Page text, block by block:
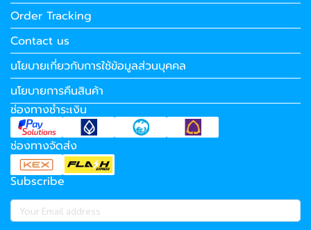
Order Tracking
Contact us
นโยบายเกี่ยวกับการใช้ข้อมูลส่วนบุคคล
นโยบายการคืนสินค้า
ช่องทางชำระเงิน
ช่องทางจัดส่ง
Subscribe